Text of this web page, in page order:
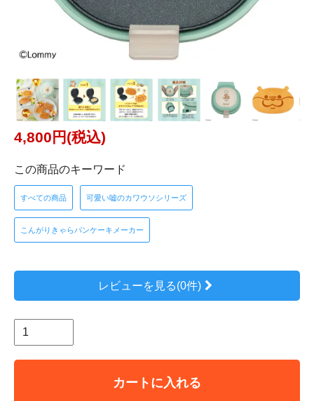
4,800円(税込)
この商品のキーワード
すべての商品 可愛い嘘のカワウソシリーズ
こんがりきゃらパンケーキメーカー
レビューを見る(0件)
カートに入れる